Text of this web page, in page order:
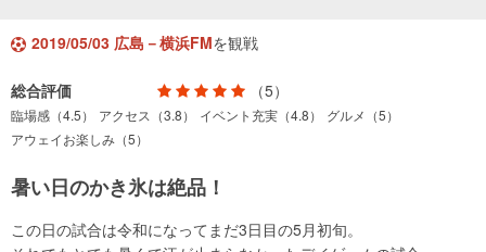
2019/05/03 広島－横浜FMを観戦
総合評価 （5）
臨場感（4.5） アクセス（3.8） イベント充実（4.8）
グルメ（5）
アウェイお楽しみ（5）
暑い日のかき氷は絶品！
この日の試合は令和になってまだ3日目の5月初旬。